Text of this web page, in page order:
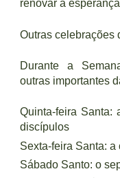
renovar a
Outras celebrações
Durante a
outras importantes
Quinta-feira Santa:
discípulos
Sexta-feira Santa:
Sábado Santo: o